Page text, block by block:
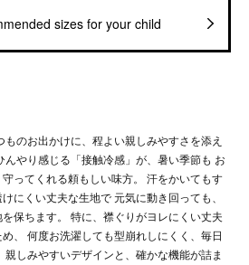
sizes for your child
ものお出かけに、程よい親しみやすさを添え
やり感じる「接触冷感」が、暑い季節も お
ってくれる頼もしい味方。 汗をかいてもす
にくい丈夫な生地で 元気に動き回っても、
保ちます。 特に、襟ぐりがヨレにくい丈夫
、 何度お洗濯しても型崩れしにくく、毎日
しみやすいデザインと、確かな機能が詰ま